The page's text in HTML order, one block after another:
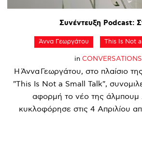
Συνέντευξη Podcast:
Άννα Γεωργάτου This Is Not
in CONVERSATIONS
Η Άννα Γεωργάτου, στο πλαίσιο
"This Is Not a Small Talk",
αφορμή το νέο της άλμπουμ
κυκλοφόρησε στις 4 Απριλίου